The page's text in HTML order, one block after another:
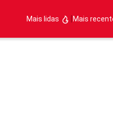
Mais lidas |Mais